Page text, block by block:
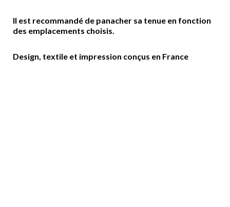
Il est recommandé de panacher sa tenue en fonction
des emplacements choisis.
Design, textile et impression conçus en France